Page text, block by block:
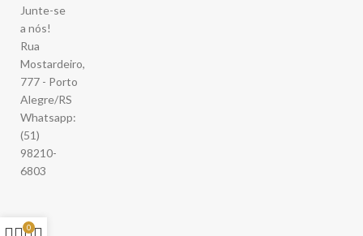
Junte-se
a nós!
Rua
Mostardeiro,
777 - Porto
Alegre/RS
Whatsapp:
(51)
98210-
6803
0